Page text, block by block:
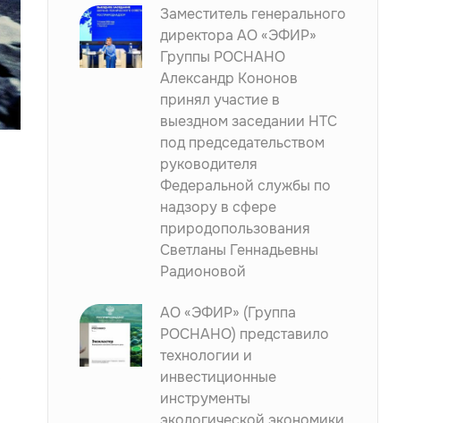
Заместитель генерального
директора АО «ЭФИР»
Группы РОСНАНО
Александр Кононов
принял участие в
выездном заседании НТС
под председательством
руководителя
Федеральной службы по
надзору в сфере
природопользования
Светланы Геннадьевны
Радионовой
АО «ЭФИР» (Группа
РОСНАНО) представило
технологии и
инвестиционные
инструменты